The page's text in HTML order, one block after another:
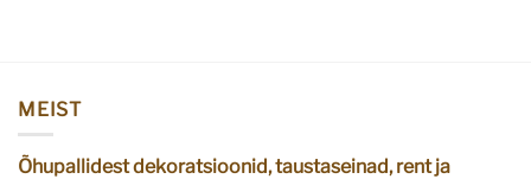
MEIST
Õhupallidest dekoratsioonid, taustaseinad, rent ja